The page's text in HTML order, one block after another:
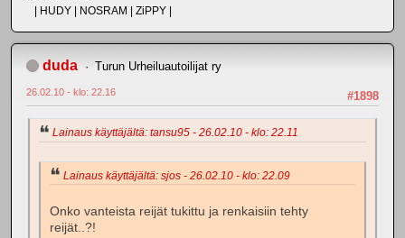
| HUDY | NOSRAM | ZiPPY |
duda Turun Urheiluautoilijat ry
#1898
26.02.10 - klo: 22.16
Lainaus käyttäjältä: tansu95 - 26.02.10 - klo: 22.11
Lainaus käyttäjältä: sjos - 26.02.10 - klo: 22.09
Onko vanteista reijät tukittu ja renkaisiin tehty
reijät..?!